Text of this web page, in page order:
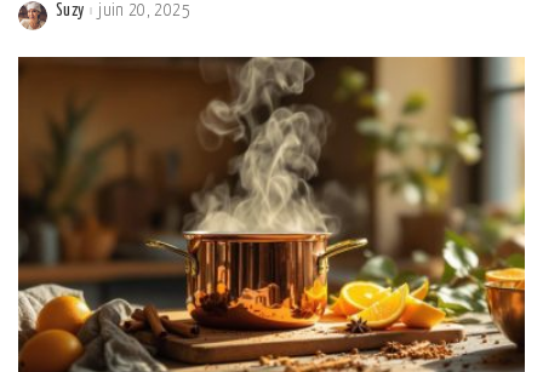
Posted
Suzy juin 20, 2025